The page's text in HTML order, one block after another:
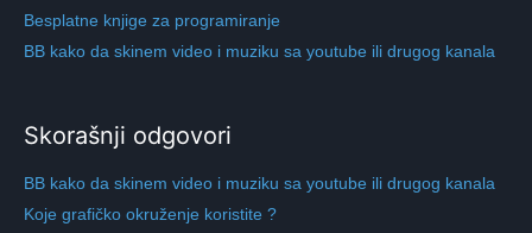
Besplatne knjige za programiranje
BB kako da skinem video i muziku sa youtube ili drugog kanala
Skorašnji odgovori
BB kako da skinem video i muziku sa youtube ili drugog kanala
Koje grafičko okruženje koristite ?